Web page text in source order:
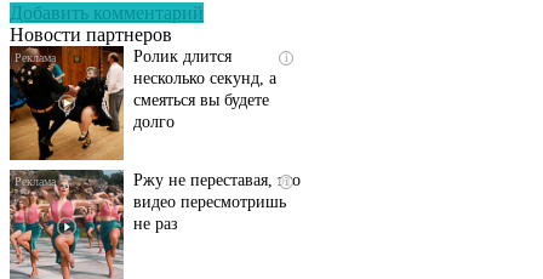
Добавить комментарий
Новости партнеров
i
Ролик длится
несколько секунд, а
смеяться вы будете
долго
i
Ржу не переставая, это
видео пересмотришь
не раз